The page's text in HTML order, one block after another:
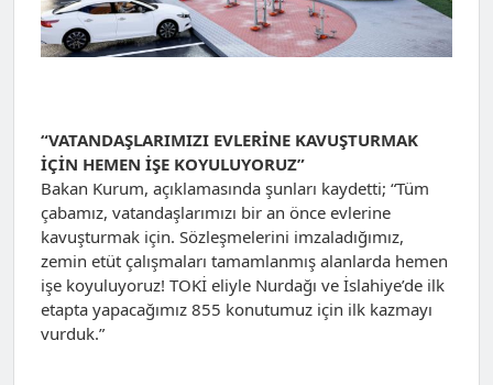
“VATANDAŞLARIMIZI EVLERİNE KAVUŞTURMAK
İÇİN HEMEN İŞE KOYULUYORUZ”
Bakan Kurum, açıklamasında şunları kaydetti; “Tüm
çabamız, vatandaşlarımızı bir an önce evlerine
kavuşturmak için. Sözleşmelerini imzaladığımız,
zemin etüt çalışmaları tamamlanmış alanlarda hemen
işe koyuluyoruz! TOKİ eliyle Nurdağı ve İslahiye’de ilk
etapta yapacağımız 855 konutumuz için ilk kazmayı
vurduk.”